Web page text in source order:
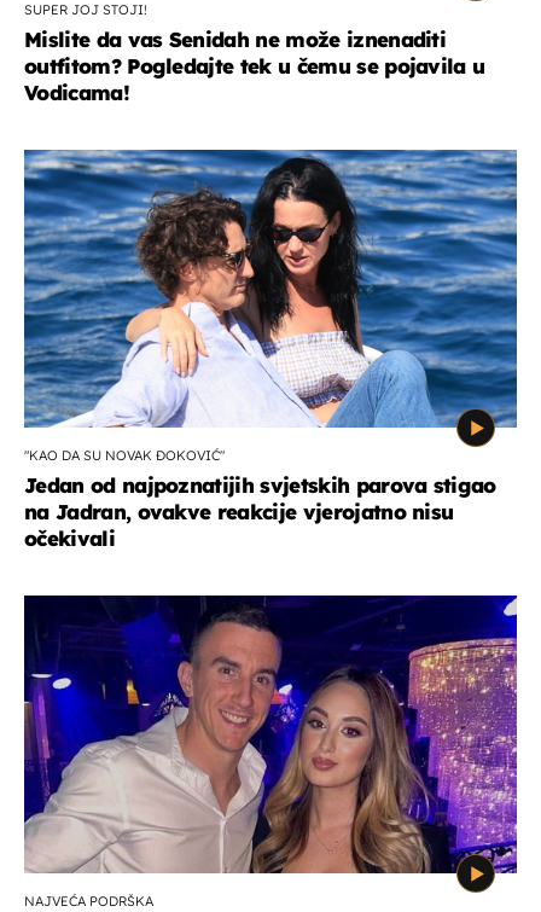
SUPER JOJ STOJI!
Mislite da vas Senidah ne može iznenaditi
outfitom? Pogledajte tek u čemu se pojavila u
Vodicama!
"KAO DA SU NOVAK ĐOKOVIĆ"
Jedan od najpoznatijih svjetskih parova stigao
na Jadran, ovakve reakcije vjerojatno nisu
očekivali
NAJVEĆA PODRŠKA